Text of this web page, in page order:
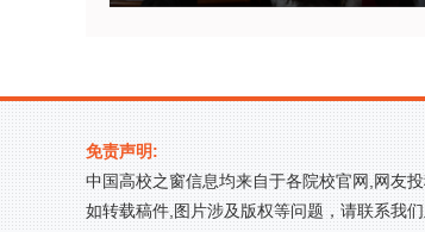
免责声明:
中国高校之窗信息均来自于各院校官网,网友
如转载稿件,图片涉及版权等问题，请联系我